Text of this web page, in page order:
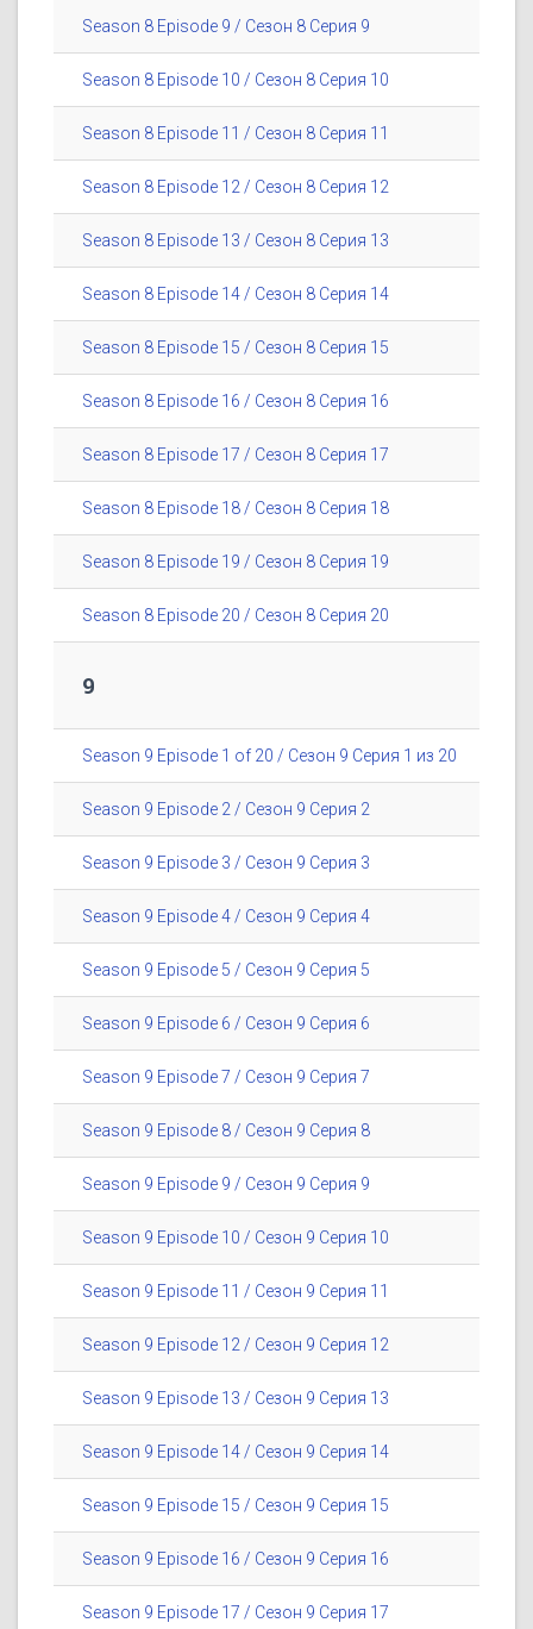
Season 8 Episode 9 / Сезон 8 Серия 9
Season 8 Episode 10 / Сезон 8 Серия 10
Season 8 Episode 11 / Сезон 8 Серия 11
Season 8 Episode 12 / Сезон 8 Серия 12
Season 8 Episode 13 / Сезон 8 Серия 13
Season 8 Episode 14 / Сезон 8 Серия 14
Season 8 Episode 15 / Сезон 8 Серия 15
Season 8 Episode 16 / Сезон 8 Серия 16
Season 8 Episode 17 / Сезон 8 Серия 17
Season 8 Episode 18 / Сезон 8 Серия 18
Season 8 Episode 19 / Сезон 8 Серия 19
Season 8 Episode 20 / Сезон 8 Серия 20
9
Season 9 Episode 1 of 20 / Сезон 9 Серия 1 из 20
Season 9 Episode 2 / Сезон 9 Серия 2
Season 9 Episode 3 / Сезон 9 Серия 3
Season 9 Episode 4 / Сезон 9 Серия 4
Season 9 Episode 5 / Сезон 9 Серия 5
Season 9 Episode 6 / Сезон 9 Серия 6
Season 9 Episode 7 / Сезон 9 Серия 7
Season 9 Episode 8 / Сезон 9 Серия 8
Season 9 Episode 9 / Сезон 9 Серия 9
Season 9 Episode 10 / Сезон 9 Серия 10
Season 9 Episode 11 / Сезон 9 Серия 11
Season 9 Episode 12 / Сезон 9 Серия 12
Season 9 Episode 13 / Сезон 9 Серия 13
Season 9 Episode 14 / Сезон 9 Серия 14
Season 9 Episode 15 / Сезон 9 Серия 15
Season 9 Episode 16 / Сезон 9 Серия 16
Season 9 Episode 17 / Сезон 9 Серия 17